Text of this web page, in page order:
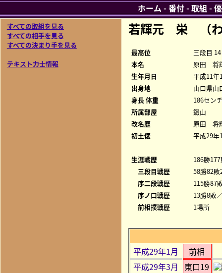
すべての取組を見る
すべての相手を見る
すべての決まり手を見る
テキスト力士情報
若輝元 栄 （
最高位
三段目 14
本名
原田 将
生年月日
平成11年
出身地
山口県山
身長 体重
186セン
所属部屋
錣山
改名歴
原田 将
初土俵
平成29年
生涯戦歴
186勝
三段目戦歴
58勝82
序二段戦歴
115勝87
序ノ口戦歴
13勝8敗
前相撲戦歴
1場所
平成29年1月
前相
平成29年3月
東口19
ホーム -番付-取組 -